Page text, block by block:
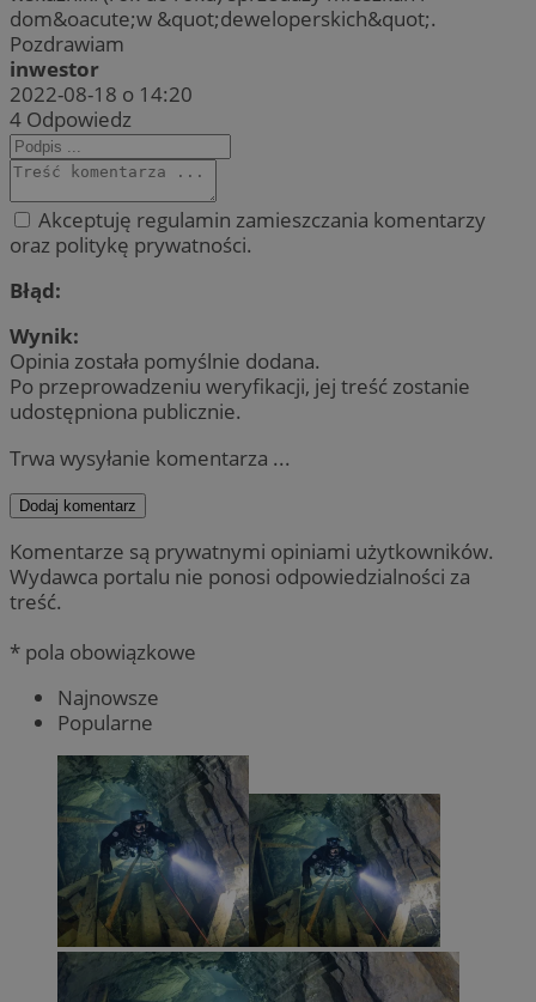
dom&oacute;w &quot;deweloperskich&quot;.
Pozdrawiam
inwestor
2022-08-18 o 14:20
4 Odpowiedz
Akceptuję regulamin zamieszczania komentarzy
oraz politykę prywatności.
Błąd:
Wynik:
Opinia została pomyślnie dodana.
Po przeprowadzeniu weryfikacji, jej treść zostanie
udostępniona publicznie.
Trwa wysyłanie komentarza ...
Dodaj komentarz
Komentarze są prywatnymi opiniami użytkowników.
Wydawca portalu nie ponosi odpowiedzialności za
treść.
* pola obowiązkowe
Najnowsze
Popularne